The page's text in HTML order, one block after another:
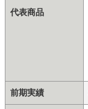
代表商品
前期実績